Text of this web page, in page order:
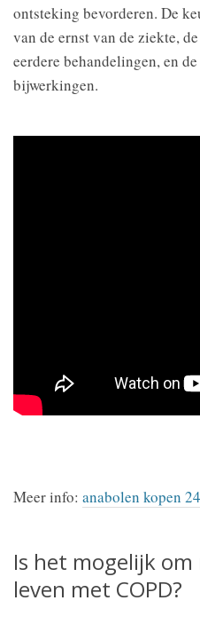
ontsteking bevorderen. De
van de ernst van de ziekte,
eerdere behandelingen, en
bijwerkingen.
Meer info: anabolen kopen 24
Is het mogelijk
leven met COPD?